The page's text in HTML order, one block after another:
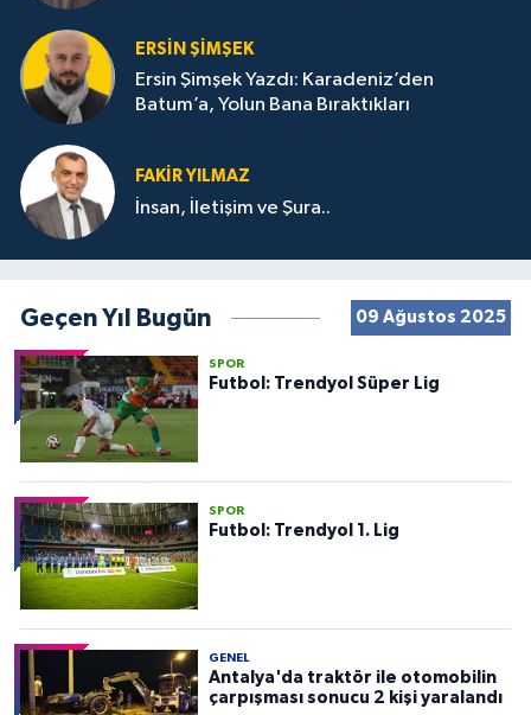
ERSIN ŞIMŞEK
Ersin Şimşek Yazdı: Karadeniz’den
Batum’a, Yolun Bana Bıraktıkları
FAKIR YILMAZ
İnsan, İletişim ve Şura..
Geçen Yıl Bugün 09 Ağustos 2025
SPOR
Futbol: Trendyol Süper Lig
SPOR
Futbol: Trendyol 1. Lig
GENEL
Antalya'da traktör ile otomobilin
çarpışması sonucu 2 kişi yaralandı